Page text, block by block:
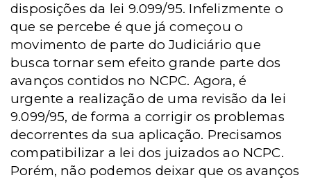
disposições da lei 9.099/95. Infelizmente o
que se percebe é que já começou o
movimento de parte do Judiciário que
busca tornar sem efeito grande parte dos
avanços contidos no NCPC. Agora, é
urgente a realização de uma revisão da lei
9.099/95, de forma a corrigir os problemas
decorrentes da sua aplicação. Precisamos
compatibilizar a lei dos juizados ao NCPC.
Porém, não podemos deixar que os avanços